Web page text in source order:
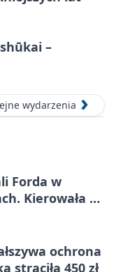
–
wydarzenia
Forda w
Kierowała po
ochrona
straciła 450 zł